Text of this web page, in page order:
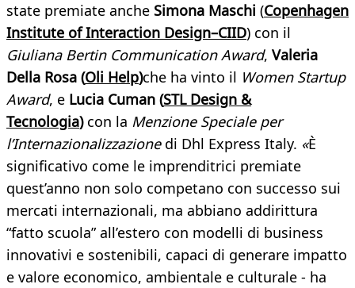
state premiate anche Simona Maschi (Copenhagen
Institute of Interaction Design–CIID) con il
Giuliana Bertin Communication Award, Valeria
Della Rosa (Oli Help)che ha vinto il Women Startup
Award, e Lucia Cuman (STL Design &
Tecnologia)con la Menzione Speciale per
l’Internazionalizzazionedi Dhl Express Italy. «È
significativo come le imprenditrici premiate
quest’anno non solo competano con successo sui
mercati internazionali, ma abbiano addirittura
“fatto scuola” all’estero con modelli di business
innovativi e sostenibili, capaci di generare impatto
e valore economico, ambientale e culturale - ha